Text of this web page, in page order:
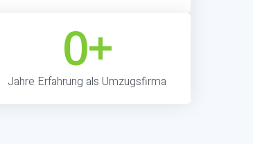
Jahre Erfahrung als Umzugsfirma
0+